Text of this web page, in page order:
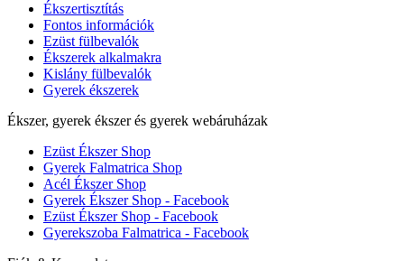
Ékszertisztítás
Fontos információk
Ezüst fülbevalók
Ékszerek alkalmakra
Kislány fülbevalók
Gyerek ékszerek
Ékszer, gyerek ékszer és gyerek webáruházak
Ezüst Ékszer Shop
Gyerek Falmatrica Shop
Acél Ékszer Shop
Gyerek Ékszer Shop - Facebook
Ezüst Ékszer Shop - Facebook
Gyerekszoba Falmatrica - Facebook